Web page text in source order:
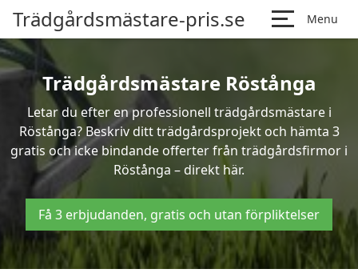
Trädgårdsmästare-pris.se Menu
Trädgårdsmästare Röstånga
Letar du efter en professionell trädgårdsmästare i
Röstånga? Beskriv ditt trädgårdsprojekt och hämta 3
gratis och icke bindande offerter från trädgårdsfirmor i
Röstånga – direkt här.
Få 3 erbjudanden, gratis och utan förpliktelser